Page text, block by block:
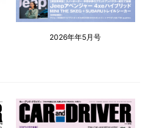
2026年年5月号